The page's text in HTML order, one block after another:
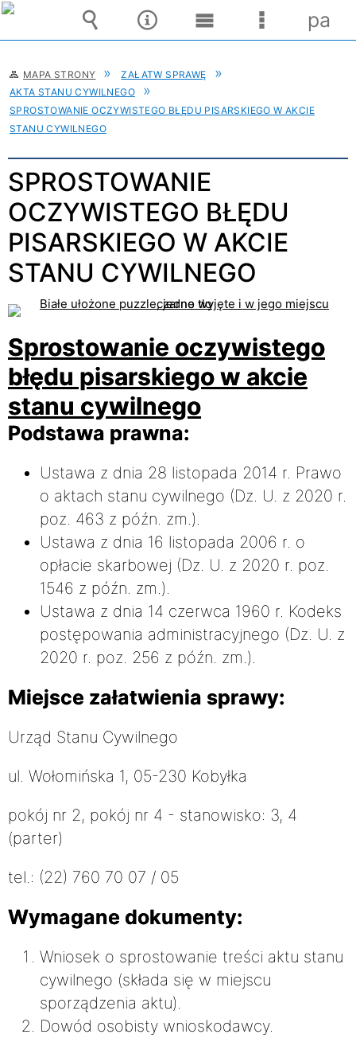
MAPA STRONY
ZAŁATW SPRAWĘ
AKTA STANU CYWILNEGO
SPROSTOWANIE OCZYWISTEGO BŁĘDU PISARSKIEGO W AKCIE
STANU CYWILNEGO
SPROSTOWANIE
OCZYWISTEGO BŁĘDU
PISARSKIEGO W AKCIE
STANU CYWILNEGO
Sprostowanie oczywistego
błędu pisarskiego w akcie
stanu cywilnego
Podstawa prawna:
Ustawa z dnia 28 listopada 2014 r. Prawo
o aktach stanu cywilnego (Dz. U. z 2020 r.
poz. 463 z późn. zm.).
Ustawa z dnia 16 listopada 2006 r. o
opłacie skarbowej (Dz. U. z 2020 r. poz.
1546 z późn. zm.).
Ustawa z dnia 14 czerwca 1960 r. Kodeks
postępowania administracyjnego (Dz. U. z
2020 r. poz. 256 z późn. zm.).
Miejsce załatwienia sprawy:
Urząd Stanu Cywilnego
ul. Wołomińska 1, 05-230 Kobyłka
pokój nr 2, pokój nr 4 - stanowisko: 3, 4
(parter)
tel.: (22) 760 70 07 / 05
Wymagane dokumenty:
Wniosek o sprostowanie treści aktu stanu
cywilnego (składa się w miejscu
sporządzenia aktu).
Dowód osobisty wnioskodawcy.
Wyszukiwarka
Narzędzia
Menu
główne
Menu